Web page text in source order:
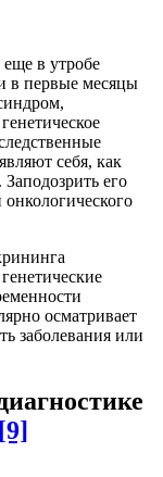
в утробе
в первые месяцы
себя, как
его
осматривает
заболевания или
[9]